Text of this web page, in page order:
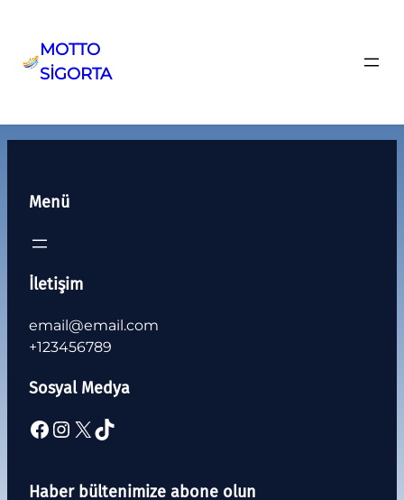
MOTTO
SİGORTA
Menü
İletişim
email@email.com
+123456789
Sosyal Medya
Haber bültenimize abone olun